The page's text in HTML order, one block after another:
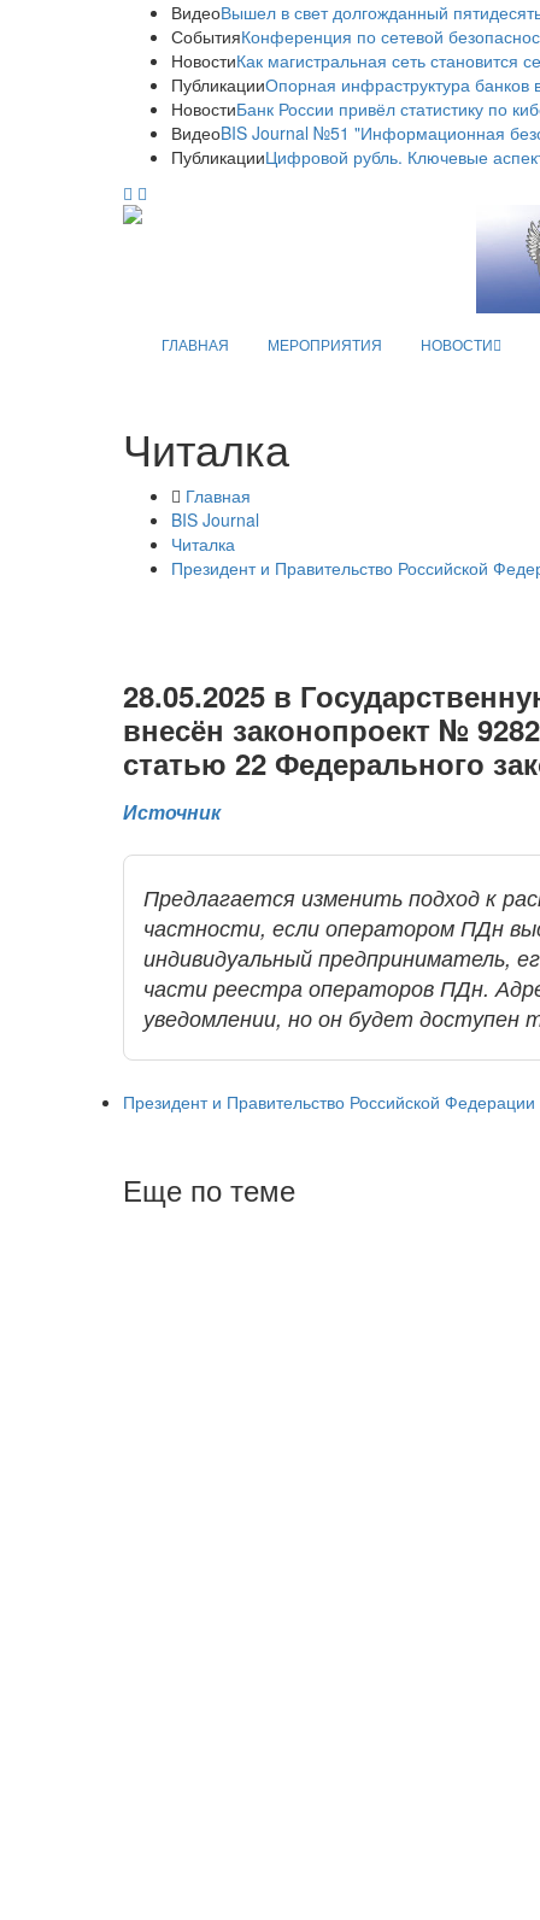
ВидеоВышел в свет долгожданный
СобытияКонференция по сетевой
НовостиКак магистральная сеть становится
ПубликацииОпорная инфраструктура банков
НовостиБанк России привёл статистику по
ВидеоBIS Journal №51 "Информационная
ПубликацииЦифровой рубль. Ключевые
ГЛАВНАЯ МЕРОПРИЯТИЯ НОВОСТИ
Читалка
Главная
BIS Journal
Читалка
Президент и Правительство Российской
28.05.2025 в
внесён законопроект №
статью 22 Федерального
Источник
Предлагается изменить подход к
частности, если оператором ПДн
индивидуальный предприниматель,
части реестра операторов ПДн.
уведомлении, но он будет доступен
Президент и Правительство Российской Федерации
Еще по теме